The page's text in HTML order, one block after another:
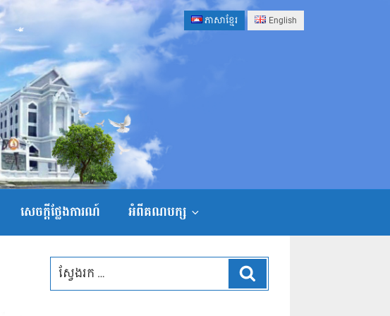
ភាសាខ្មែរ English
សេចក្ដីថ្លែងការណ៍ អំពីគណបក្ស